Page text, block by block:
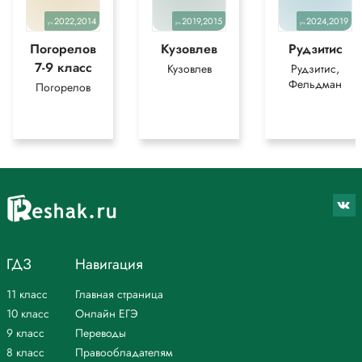
слово) под быстро текущей (течь) водой. Хорошо видно, как,
загребая (гребля) крылышками, оляпка бежит по каменистому дну
прозрачного ручья (разделит. ь).
Пробежав некоторое расстояние (словарное слово), она вылетает
(полёт) из воды и, усевшись на камень, вновь начинает петь свою
весёлую песенку.
уч.2022,2014
Погорелов
7-9 класс
Погорелов
уч.2019,2015
Кузовлев
Кузовлев
уч.2024,2019
Рудзитис
Рудзитис,
Фельдман
ГДЗ
11 класс
10 класс
9 класс
8 класс
Навигация
Главная страница
Онлайн ЕГЭ
Переводы
Правообладателям